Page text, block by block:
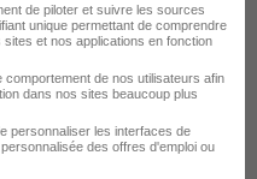
FID RH.
de piloter et suivre les sources
unique permettant de comprendre
et nos applications en fonction
comportement de nos utilisateurs afin
dans nos sites beaucoup plus
personnaliser les interfaces de
des offres d'emploi ou